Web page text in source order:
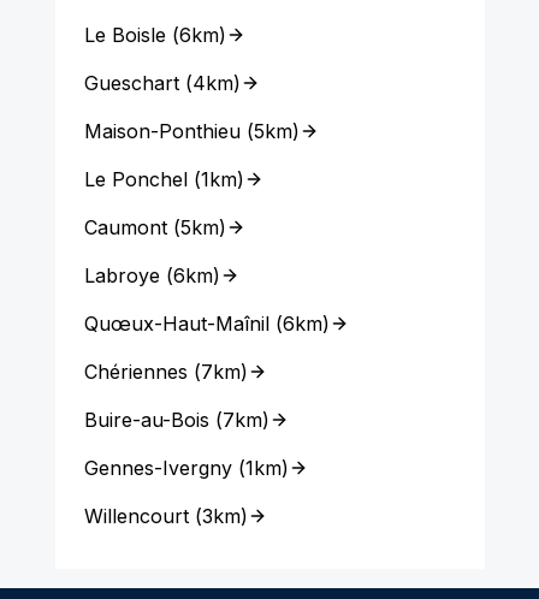
Le Boisle(6km)
Gueschart(4km)
Maison-Ponthieu(5km)
Le Ponchel(1km)
Caumont(5km)
Labroye(6km)
Quœux-Haut-Maînil(6km)
Chériennes (7km)
Buire-au-Bois (7km)
Gennes-Ivergny(1km)
Willencourt(3km)